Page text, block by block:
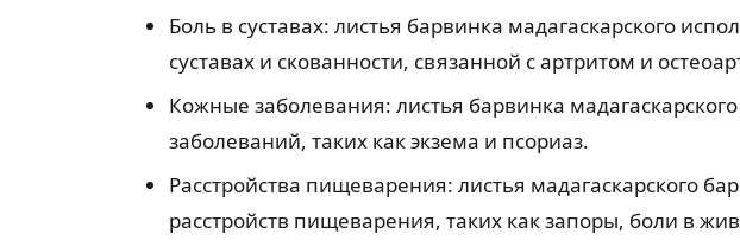
Боль в суставах: листья барвинка мадагаскарского
суставах и скованности, связанной с артритом и
Кожные заболевания: листья барвинка
заболеваний, таких как экзема и псориаз.
Расстройства пищеварения: листья мадагаскарского
расстройств пищеварения, таких как запоры, боли в